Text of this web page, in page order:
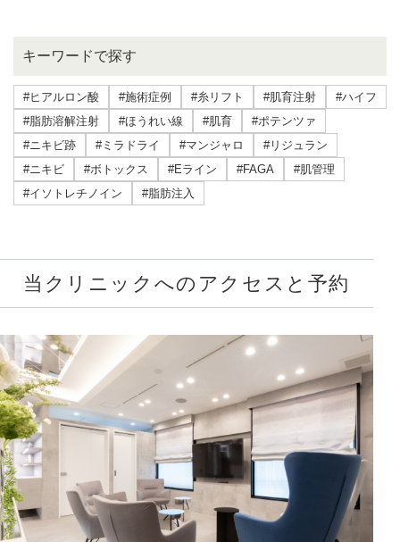
井畑 峰紀 医師 安形省吾 医師
キーワードで探す
#ヒアルロン酸 #施術症例 #糸リフト #肌育注射
#ハイフ
#脂肪溶解注射
#ほうれい線 #肌育
#ポテンツァ
#ニキビ跡
#ミラドライ #マンジャロ
#リジュラン
#ニキビ
#ボトックス #Eライン #FAGA
#肌管理
#イソトレチノイン
#脂肪注入
当クリニックへのアクセスと予約